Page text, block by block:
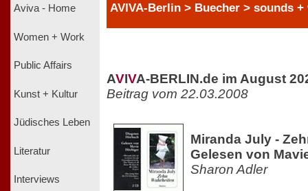
Aviva - Home
Women + Work
Public Affairs
Kunst + Kultur
Jüdisches Leben
Literatur
Interviews
AVIVA-Berlin > Buecher > sounds +
AVIVA-BERLIN.de im August
Beitrag vom 22.03.2008
Miranda July -
Gelesen von
Sharon Adler